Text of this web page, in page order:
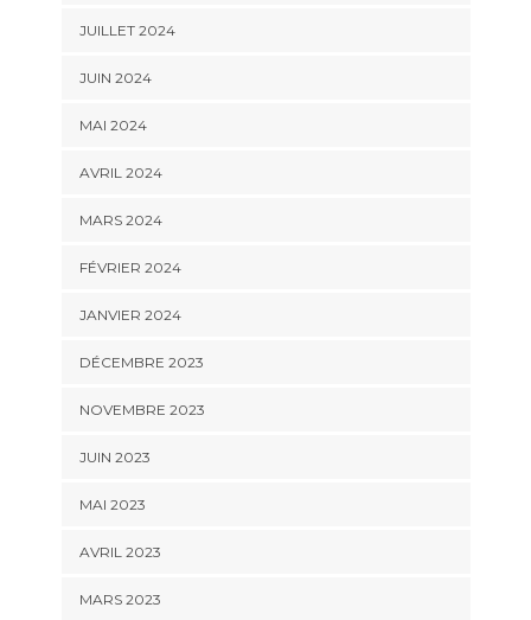
JUILLET 2024
JUIN 2024
MAI 2024
AVRIL 2024
MARS 2024
FÉVRIER 2024
JANVIER 2024
DÉCEMBRE 2023
NOVEMBRE 2023
JUIN 2023
MAI 2023
AVRIL 2023
MARS 2023